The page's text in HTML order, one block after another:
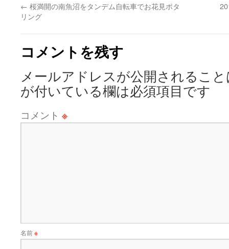
← 桜満開の南魚沼をタンデム自転車でお花見ポタ
リング
コメントを残す
メールアドレスが公開されるこ
が付いている欄は必須項目です
コメント ※
名前※